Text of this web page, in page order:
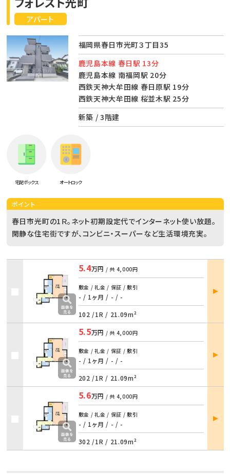
アパート
福岡県春日市光町３丁目35
鹿児島本線 春日駅 13分
鹿児島本線 南福岡駅 20分
西鉄天神大牟田線 春日原駅 19分
西鉄天神大牟田線 桜並木駅 25分
新築 / 3階建
宅配ボックス オートロック
ポイント
春日市光町の1Ｒ。ネット初期設定代でインターネット使い放題。
閑静な住宅街ですが、コンビニ・スーパーなど生活環境充実。
5.4万円 / 共 4,000円
敷金 / 礼金 / 保証 / 敷引
- / 1ヶ月 / - / -
102 /1R / 21.09m²
部屋
詳細
5.5万円 / 共 4,000円
敷金 / 礼金 / 保証 / 敷引
- / 1ヶ月 / - / -
202 /1R / 21.09m²
部屋
詳細
5.6万円 / 共 4,000円
敷金 / 礼金 / 保証 / 敷引
- / 1ヶ月 / - / -
302 /1R / 21.09m²
部屋
詳細